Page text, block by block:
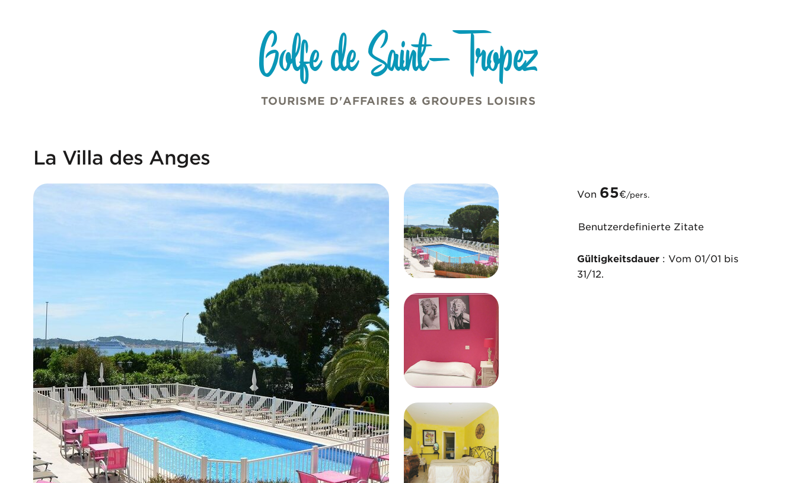
Golfe de Saint-Tropez
TOURISME D'AFFAIRES & GROUPES LOISIRS
La Villa des Anges
Von 65€/pers.
Benutzerdefinierte Zitate
Gültigkeitsdauer : Vom 01/01 bis
31/12.